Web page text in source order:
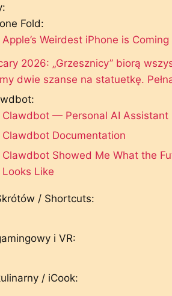
Fold:
Apple’s Weirdest iPhone is Coming
2026: „Grzesznicy” biorą
dwie szanse na statuetkę.
Clawdbot — Personal AI Assistant
Clawdbot Documentation
Clawdbot Showed Me What the
Looks Like
/ Shortcuts:
i VR:
/ iCook: